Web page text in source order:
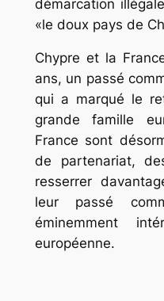
démarcation
«le doux pays de
Chypre et la
ans, un passé
qui a marqué le
grande famille
France sont
de partenariat,
resserrer
leur passé
éminemment
européenne.